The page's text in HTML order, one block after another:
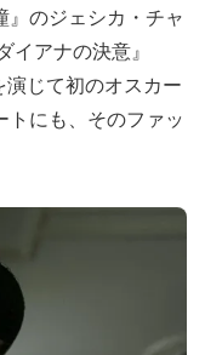
』のジェシカ・チャ
イアナの決意』
じて初のオスカー
トにも、そのファッ